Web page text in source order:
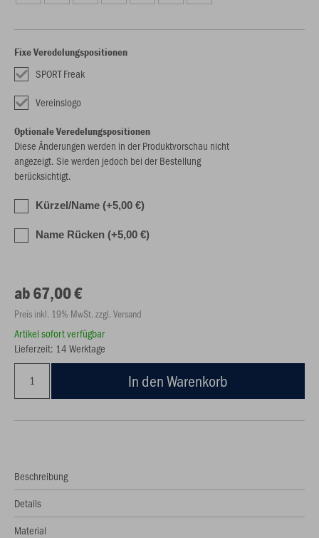
Fixe Veredelungspositionen
SPORT Freak
Vereinslogo
Optionale Veredelungspositionen
Diese Änderungen werden in der Produktvorschau nicht
angezeigt. Sie werden jedoch bei der Bestellung
berücksichtigt.
Kürzel/Name (+5,00 €)
Name Rücken (+5,00 €)
ab 67,00 €
Preis inkl. 19% MwSt. zzgl. Versand
Artikel sofort verfügbar
Lieferzeit: 14 Werktage
In den Warenkorb
Beschreibung
Details
Material